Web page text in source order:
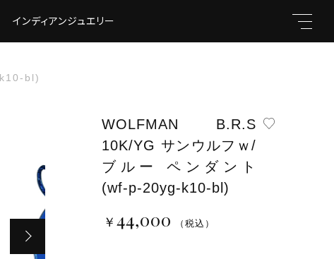
インディアンジュエリー
bl)
WOLFMAN B.R.S
10K/YG サンウルフｗ/
ブルー ペンダント
(wf-p-20yg-k10-bl)
￥44,000 （税込）
￥44,000